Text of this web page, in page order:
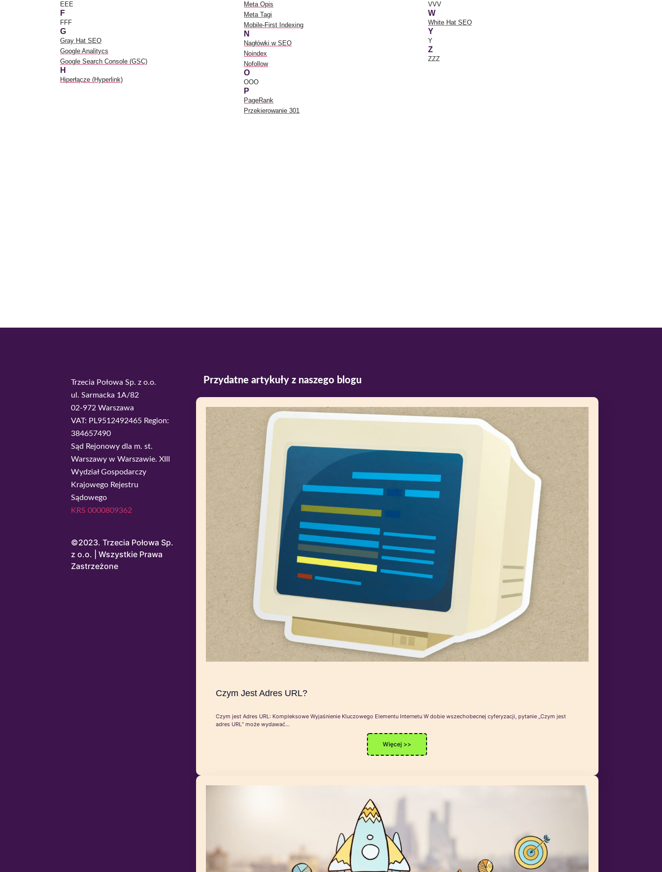
EEE
F
FFF
G
Gray Hat SEO
Google Analitycs
Google Search Console (GSC)
H
Hiperłącze (Hyperlink)
Meta Opis
Meta Tagi
Mobile-First Indexing
N
Nagłówki w SEO
Noindex
Nofollow
O
OOO
P
PageRank
Przekierowanie 301
VVV
W
White Hat SEO
Y
Y
Z
ZZZ
Trzecia Połowa Sp. z o.o.
ul. Sarmacka 1A/82
02-972 Warszawa
VAT: PL9512492465 Region:
384657490
Sąd Rejonowy dla m. st.
Warszawy w Warszawie. XIII
Wydział Gospodarczy
Krajowego Rejestru
Sądowego
KRS 0000809362
©2023. Trzecia Połowa Sp.
z o.o. | Wszystkie Prawa
Zastrzeżone
Przydatne artykuły z naszego blogu
Czym Jest Adres URL?
Czym jest Adres URL: Kompleksowe Wyjaśnienie Kluczowego Elementu Internetu W dobie wszechobecnej cyferyzacji, pytanie „Czym jest
adres URL” może wydawać…
Więcej >>